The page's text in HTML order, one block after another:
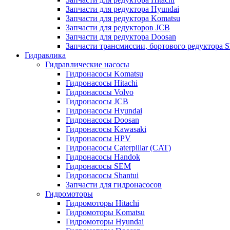
Запчасти для редуктора Hyundai
Запчасти для редуктора Komatsu
Запчасти для редукторов JCB
Запчасти для редуктора Doosan
Запчасти трансмиссии, бортового редуктора
Гидравлика
Гидравлические насосы
Гидронасосы Komatsu
Гидронасосы Hitachi
Гидронасосы Volvo
Гидронасосы JCB
Гидронасосы Hyundai
Гидронасосы Doosan
Гидронасосы Kawasaki
Гидронасосы HPV
Гидронасосы Caterpillar (CAT)
Гидронасосы Handok
Гидронасосы SEM
Гидронасосы Shantui
Запчасти для гидронасосов
Гидромоторы
Гидромоторы Hitachi
Гидромоторы Komatsu
Гидромоторы Hyundai